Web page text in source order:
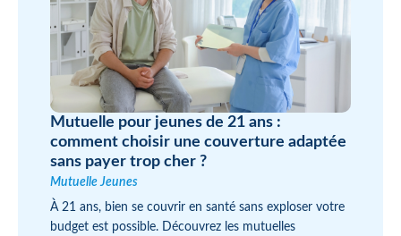
Mutuelle pour jeunes de 21 ans :
comment choisir une couverture adaptée
sans payer trop cher ?
Mutuelle Jeunes
À 21 ans, bien se couvrir en santé sans exploser votre
budget est possible. Découvrez les mutuelles